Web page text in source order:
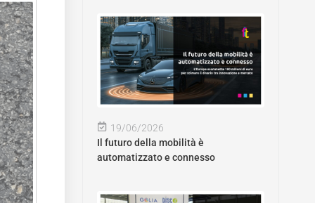
19/06/2026
Il futuro della mobilità è
automatizzato e connesso